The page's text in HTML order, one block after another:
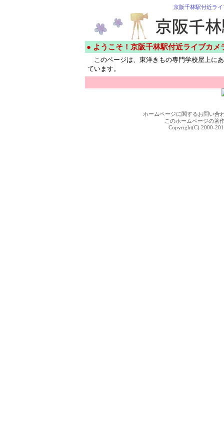
京阪千林駅付近ラ
● ようこそ！京阪千林駅付近ライブカメ
このページは、東洋きもの専門学校屋上に
ています。
ホームページに関するお問い合
このホームページの著
Copyright(C) 2000-